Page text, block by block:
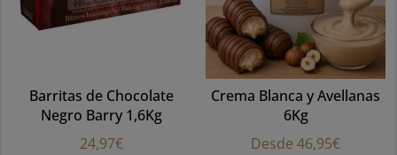
Barritas de Chocolate
Negro Barry 1,6Kg
24,97€
Crema Blanca y Avellanas
6Kg
Desde 46,95€